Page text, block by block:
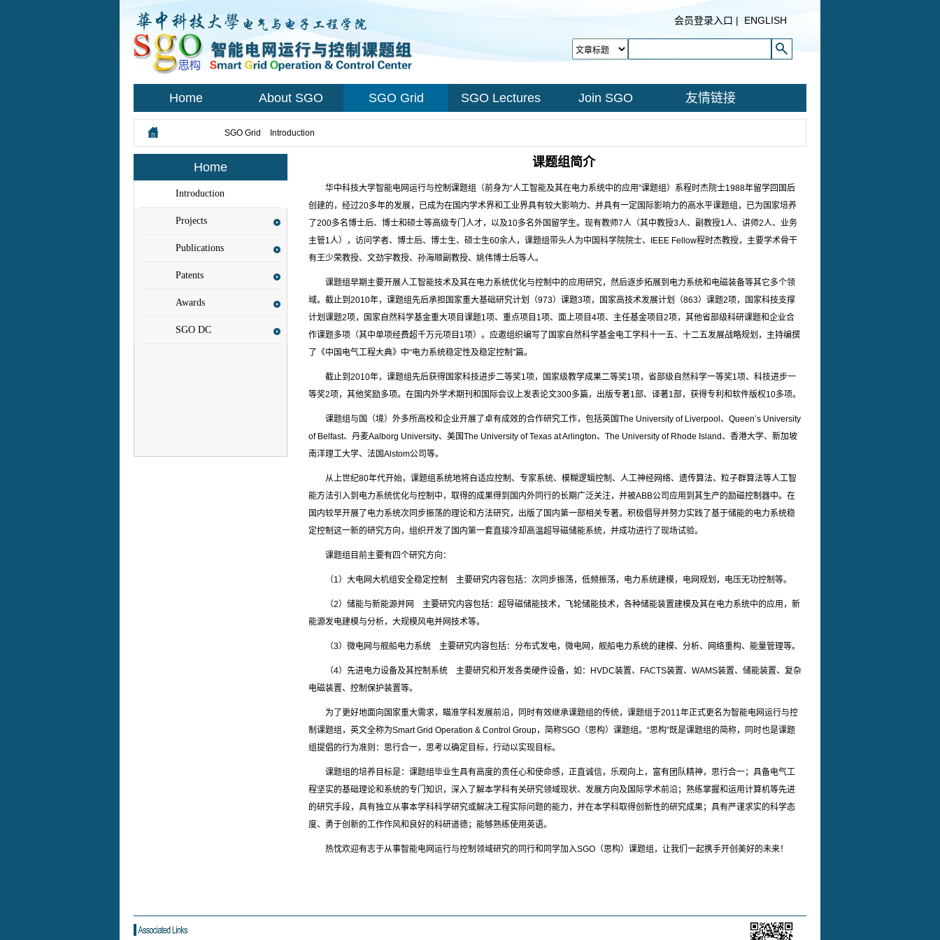
会员登录入口 | ENGLISH
Home About SGO SGO Grid SGO Lectures Join SGO 友情链接
SGO Grid Introduction
Home
Introduction
Projects
Publications
Patents
Awards
SGO DC
课题组简介
华中科技大学智能电网运行与控制课题组（前身为“人工智能及其在电力系统中的应用”课题组）系程时杰院士1988年留学回国后
创建的，经过20多年的发展，已成为在国内学术界和工业界具有较大影响力、并具有一定国际影响力的高水平课题组，已为国家培养
了200多名博士后、博士和硕士等高级专门人才，以及10多名外国留学生。现有教师7人（其中教授3人、副教授1人、讲师2人、业务
主管1人），访问学者、博士后、博士生、硕士生60余人，课题组带头人为中国科学院院士、IEEE Fellow程时杰教授，主要学术骨干
有王少荣教授、文劲宇教授、孙海顺副教授、姚伟博士后等人。
课题组早期主要开展人工智能技术及其在电力系统优化与控制中的应用研究，然后逐步拓展到电力系统和电磁装备等其它多个领
域。截止到2010年，课题组先后承担国家重大基础研究计划（973）课题3项，国家高技术发展计划（863）课题2项，国家科技支撑
计划课题2项，国家自然科学基金重大项目课题1项、重点项目1项、面上项目4项、主任基金项目2项，其他省部级科研课题和企业合
作课题多项（其中单项经费超千万元项目1项）。应邀组织编写了国家自然科学基金电工学科十一五、十二五发展战略规划，主持编撰
了《中国电气工程大典》中“电力系统稳定性及稳定控制”篇。
截止到2010年，课题组先后获得国家科技进步二等奖1项，国家级教学成果二等奖1项，省部级自然科学一等奖1项、科技进步一
等奖2项，其他奖励多项。在国内外学术期刊和国际会议上发表论文300多篇，出版专著1部、译著1部，获得专利和软件版权10多项。
课题组与国（境）外多所高校和企业开展了卓有成效的合作研究工作，包括英国The University of Liverpool、Queen’s University
of Belfast、丹麦Aalborg University、美国The University of Texas at Arlington、The University of Rhode Island、香港大学、新加坡
南洋理工大学、法国Alstom公司等。
从上世纪80年代开始，课题组系统地将自适应控制、专家系统、模糊逻辑控制、人工神经网络、遗传算法、粒子群算法等人工智
能方法引入到电力系统优化与控制中，取得的成果得到国内外同行的长期广泛关注，并被ABB公司应用到其生产的励磁控制器中。在
国内较早开展了电力系统次同步振荡的理论和方法研究，出版了国内第一部相关专著。积极倡导并努力实践了基于储能的电力系统稳
定控制这一新的研究方向，组织开发了国内第一套直接冷却高温超导磁储能系统，并成功进行了现场试验。
课题组目前主要有四个研究方向：
（1）大电网大机组安全稳定控制 主要研究内容包括：次同步振荡，低频振荡，电力系统建模，电网规划，电压无功控制等。
（2）储能与新能源并网 主要研究内容包括：超导磁储能技术，飞轮储能技术，各种储能装置建模及其在电力系统中的应用，新
能源发电建模与分析，大规模风电并网技术等。
（3）微电网与舰船电力系统 主要研究内容包括：分布式发电，微电网，舰船电力系统的建模、分析、网络重构、能量管理等。
（4）先进电力设备及其控制系统 主要研究和开发各类硬件设备，如：HVDC装置、FACTS装置、WAMS装置、储能装置、复杂
电磁装置、控制保护装置等。
为了更好地面向国家重大需求，瞄准学科发展前沿，同时有效继承课题组的传统，课题组于2011年正式更名为智能电网运行与控
制课题组，英文全称为Smart Grid Operation & Control Group，简称SGO（思构）课题组。“思构”既是课题组的简称，同时也是课题
组提倡的行为准则：思行合一，思考以确定目标，行动以实现目标。
课题组的培养目标是：课题组毕业生具有高度的责任心和使命感，正直诚信，乐观向上，富有团队精神，思行合一；具备电气工
程坚实的基础理论和系统的专门知识，深入了解本学科有关研究领域现状、发展方向及国际学术前沿；熟练掌握和运用计算机等先进
的研究手段，具有独立从事本学科科学研究或解决工程实际问题的能力，并在本学科取得创新性的研究成果；具有严谨求实的科学态
度、勇于创新的工作作风和良好的科研道德；能够熟练使用英语。
热忱欢迎有志于从事智能电网运行与控制领域研究的同行和同学加入SGO（思构）课题组，让我们一起携手开创美好的未来！